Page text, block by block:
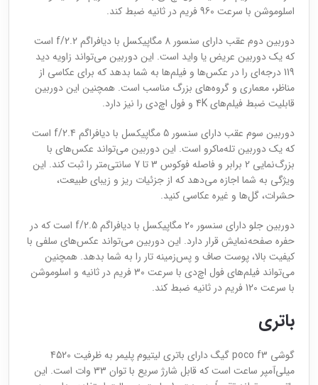
اسلوموشن با سرعت 960 فریم در ثانیه ضبط کند.
دوربین دوم عقب دارای سنسور 8 مگاپیکسل با دیافراگم f/2.2 است
که یک دوربین عریض یا واید است. این دوربین می‌تواند زاویه دید
119 درجه‌ای را در عکس‌ها و فیلم‌ها به شما بدهد که برای عکاسی از
مناظر، معماری و گروه‌های بزرگ مناسب است. همچنین این دوربین
قابلیت ضبط فیلم‌های 4K و فول اچ‌دی را نیز دارد.
دوربین سوم عقب دارای سنسور 5 مگاپیکسل با دیافراگم f/2.4 است
که یک دوربین تله‌ماکرو است. این دوربین می‌تواند عکس‌های با
بزرگ‌نمایی 2 برابر و فاصله فوکوس 3 تا 7 سانتی‌متر را ثبت کند. این
ویژگی به شما اجازه می‌دهد که از جزئیات ریز و زیبای طبیعت،
حشرات، گل‌ها و غیره عکاسی کنید.
دوربین جلو دارای سنسور 20 مگاپیکسل با دیافراگم f/2.5 است که در
حفره صفحه‌نمایش قرار دارد. این دوربین می‌تواند عکس‌های سلفی با
کیفیت بالا، پوست صاف و پس‌زمینه تار را به شما بدهد. همچنین
می‌تواند فیلم‌های فول اچ‌دی با سرعت 30 فریم در ثانیه و اسلوموشن
با سرعت 120 فریم در ثانیه ضبط کند.
باتری
گوشی poco f3 گیگ دارای باتری لیتیوم پلیمر به ظرفیت 4520
میلی‌آمپر ساعت است که قابل شارژ سریع با توان 33 وات است. این